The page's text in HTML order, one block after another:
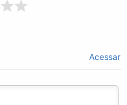
Acessar